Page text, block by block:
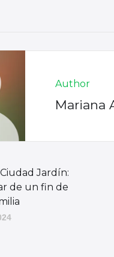
Author
Mariana
Jardín:
de un fin de